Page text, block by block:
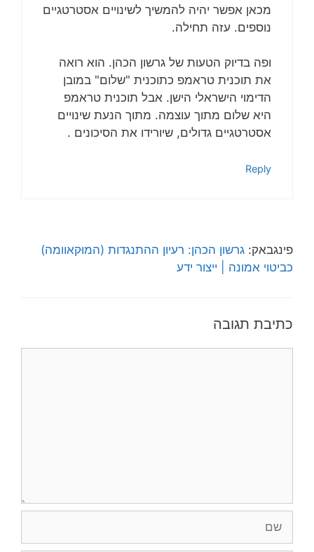
מכאן אפשר יהיה להמשיך לשינויים אסטרטגיים
נוספים. עזה תחילה.
ופה בדיוק הטעות של גרשון הכהן. הוא רואה
את תוכנית טראמפ כתוכנית "שלום" במובן
הדימוי הישראלי הישן. אבל תוכנית טראמפ
היא שלום מתוך עוצמה. מתוך הנעת שינויים
אסטרטגיים גדולים, שיורידו את הסיכונים .
Reply
פינגבאק: גרשון הכהן: רעיון ההתנגדות (המוּקאוומה)
כביטוי אמונה | ייצור ידע
כתיבת תגובה